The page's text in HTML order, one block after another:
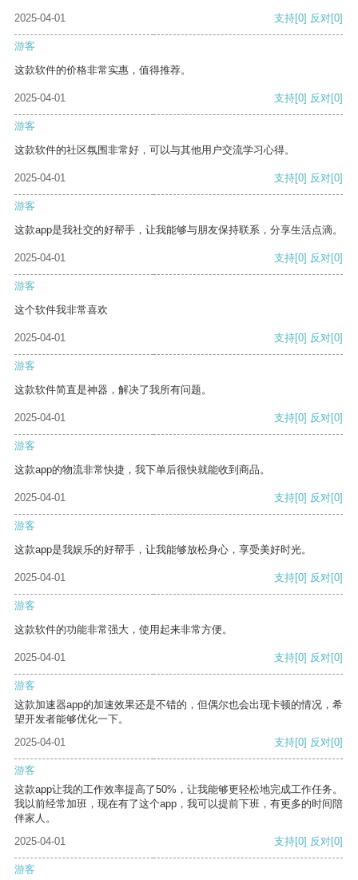
2025-04-01 支持[0] 反对[0]
游客
这款软件的价格非常实惠，值得推荐。
2025-04-01 支持[0] 反对[0]
游客
这款软件的社区氛围非常好，可以与其他用户交流学习心得。
2025-04-01 支持[0] 反对[0]
游客
这款app是我社交的好帮手，让我能够与朋友保持联系，分享生活点滴。
2025-04-01 支持[0] 反对[0]
游客
这个软件我非常喜欢
2025-04-01 支持[0] 反对[0]
游客
这款软件简直是神器，解决了我所有问题。
2025-04-01 支持[0] 反对[0]
游客
这款app的物流非常快捷，我下单后很快就能收到商品。
2025-04-01 支持[0] 反对[0]
游客
这款app是我娱乐的好帮手，让我能够放松身心，享受美好时光。
2025-04-01 支持[0] 反对[0]
游客
这款软件的功能非常强大，使用起来非常方便。
2025-04-01 支持[0] 反对[0]
游客
这款加速器app的加速效果还是不错的，但偶尔也会出现卡顿的情况，希
望开发者能够优化一下。
2025-04-01
支持[0] 反对[0]
游客
这款app让我的工作效率提高了50%，让我能够更轻松地完成工作任务。
我以前经常加班，现在有了这个app，我可以提前下班，有更多的时间陪
伴家人。
2025-04-01
支持[0] 反对[0]
游客